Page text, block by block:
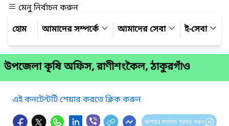
মেনু নির্বাচন করুন
আমাদের সম্পর্কে
আমাদের সেবা ই-সেবা
উপজেলা কৃষি অফিস, রাণীশংকৈল, ঠাকুরগাঁও
এই কনটেন্টটি শেয়ার করতে ক্লিক করুন
আপনার মতামত প্রদান করুন